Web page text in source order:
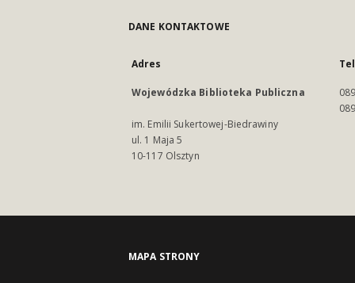
DANE KONTAKTOWE
Adres
Wojewódzka Biblioteka Publiczna
im. Emilii Sukertowej-Biedrawiny
ul. 1 Maja 5
10-117 Olsztyn
MAPA STRONY